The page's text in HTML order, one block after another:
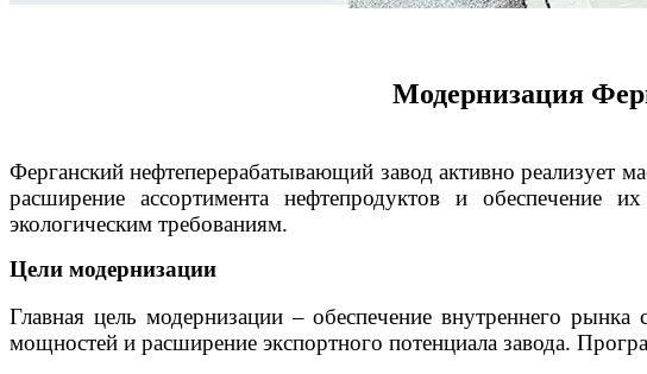
Модернизация
Ферганский нефтеперерабатывающий завод активно реализует
расширение ассортимента нефтепродуктов и обеспечение
экологическим требованиям.
Цели модернизации
Главная цель модернизации – обеспечение внутреннего
мощностей и расширение экспортного потенциала завода.